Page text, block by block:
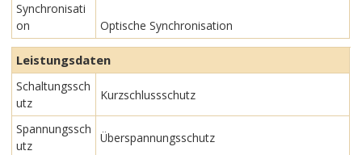
Synchronisati
on
Optische Synchronisation
Leistungsdaten
Schaltungssch
utz
Kurzschlussschutz
Spannungssch
utz
Überspannungsschutz